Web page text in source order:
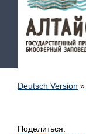
Deutsch Version »
Поделиться: